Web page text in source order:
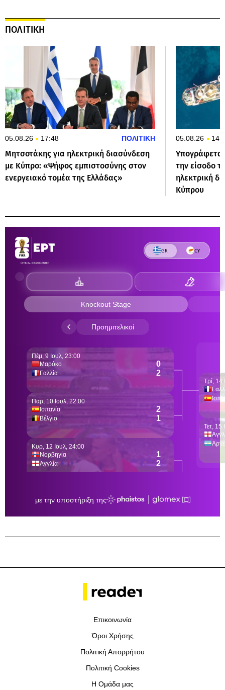
ΠΟΛΙΤΙΚΗ
05.08.26 17:48 ΠΟΛΙΤΙΚΗ
Μητσοτάκης για ηλεκτρική διασύνδεση
με Κύπρο: «Ψήφος εμπιστοσύνης στον
ενεργειακό τομέα της Ελλάδας»
05.08.26
την είσοδο
ηλεκτρική
Κύπρου
Επικοινωνία
Όροι Χρήσης
Πολιτική Απορρήτου
Πολιτική Cookies
Η Ομάδα μας